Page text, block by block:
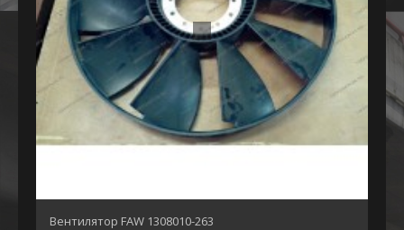
Вентилятор FAW 1308010-263